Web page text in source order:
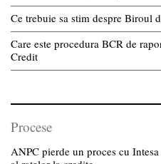
Ce trebuie sa stim despre Biroul
Care este procedura BCR de
Credit
Procese
ANPC pierde un proces cu